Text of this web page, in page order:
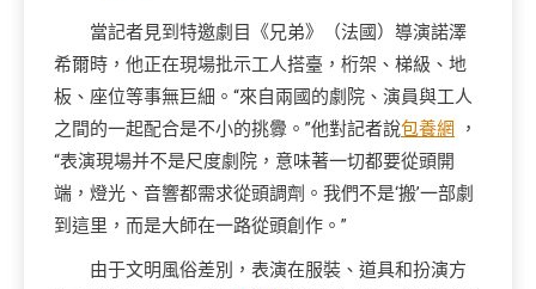
當記者見到特邀劇目《兄弟》（法國）導演諾澤
希爾時，他正在現場批示工人搭臺，桁架、梯級、地
板、座位等事無巨細。“來自兩國的劇院、演員與工人
之間的一起配合是不小的挑釁。”他對記者說包養網
，
“表演現場并不是尺度劇院，意味著一切都要從頭開
端，燈光、音響都需求從頭調劑。我們不是‘搬’一部劇
到這里，而是大師在一路從頭創作。”
由于文明風俗差別，表演在服裝、道具和扮演方